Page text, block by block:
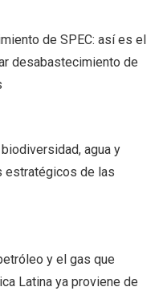
de SPEC: así es el
desabastecimiento de
agua y
estratégicos de las
y el gas que
Latina ya proviene de